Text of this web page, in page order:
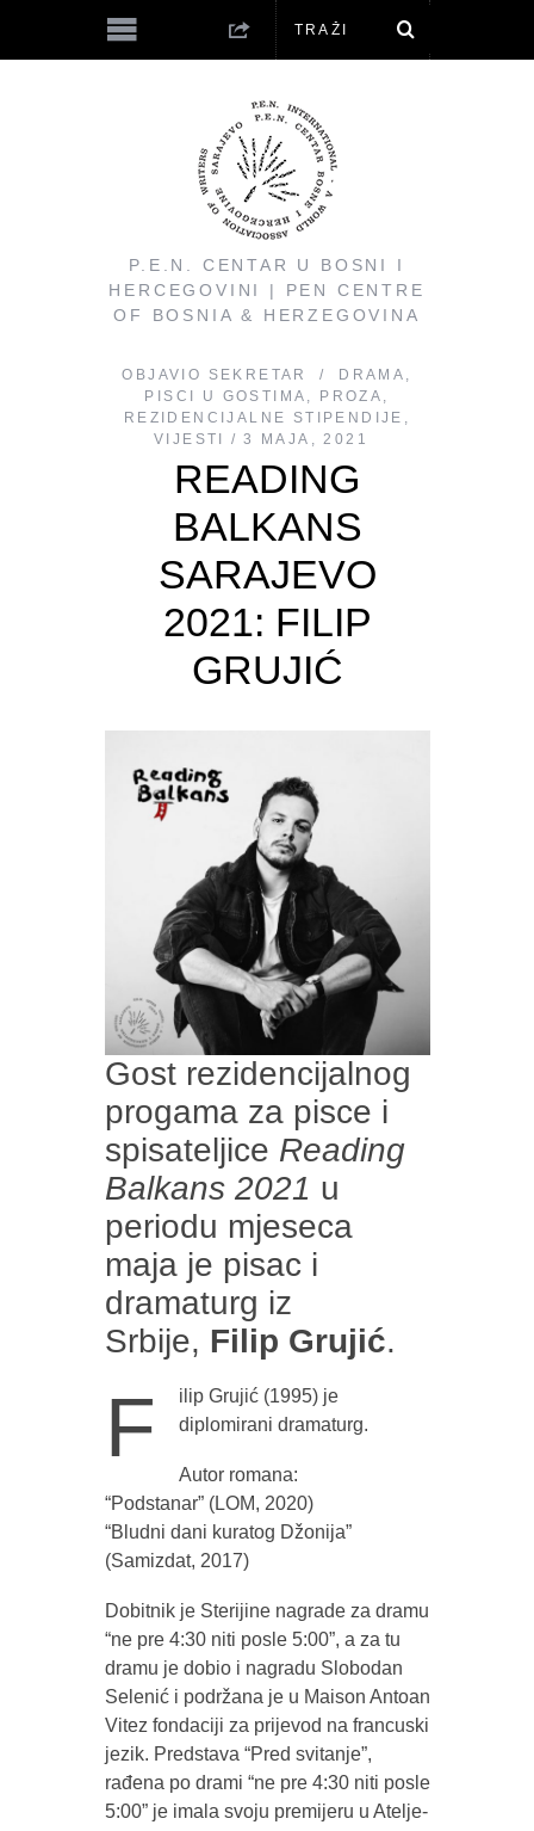
P.E.N. CENTAR U BOSNI I
HERCEGOVINI | PEN CENTRE
OF BOSNIA & HERZEGOVINA
OBJAVIO SEKRETAR DRAMA ,
PISCI U GOSTIMA , PROZA ,
REZIDENCIJALNE STIPENDIJE ,
VIJESTI
3 MAJA, 2021
READING
BALKANS
SARAJEVO
2021: FILIP
GRUJIĆ
Gost rezidencijalnog
progama za pisce i
spisateljice Reading
Balkans 2021 u
periodu mjeseca
maja je pisac i
dramaturg iz
Srbije, Filip Grujić.
F
ilip Grujić (1995) je
diplomirani dramaturg.
Autor romana:
“Podstanar” (LOM, 2020)
“Bludni dani kuratog Džonija”
(Samizdat, 2017)
Dobitnik je Sterijine nagrade za dramu
“ne pre 4:30 niti posle 5:00”, a za tu
dramu je dobio i nagradu Slobodan
Selenić i podržana je u Maison Antoan
Vitez fondaciji za prijevod na francuski
jezik. Predstava “Pred svitanje”,
rađena po drami “ne pre 4:30 niti posle
5:00” je imala svoju premijeru u Atelje-